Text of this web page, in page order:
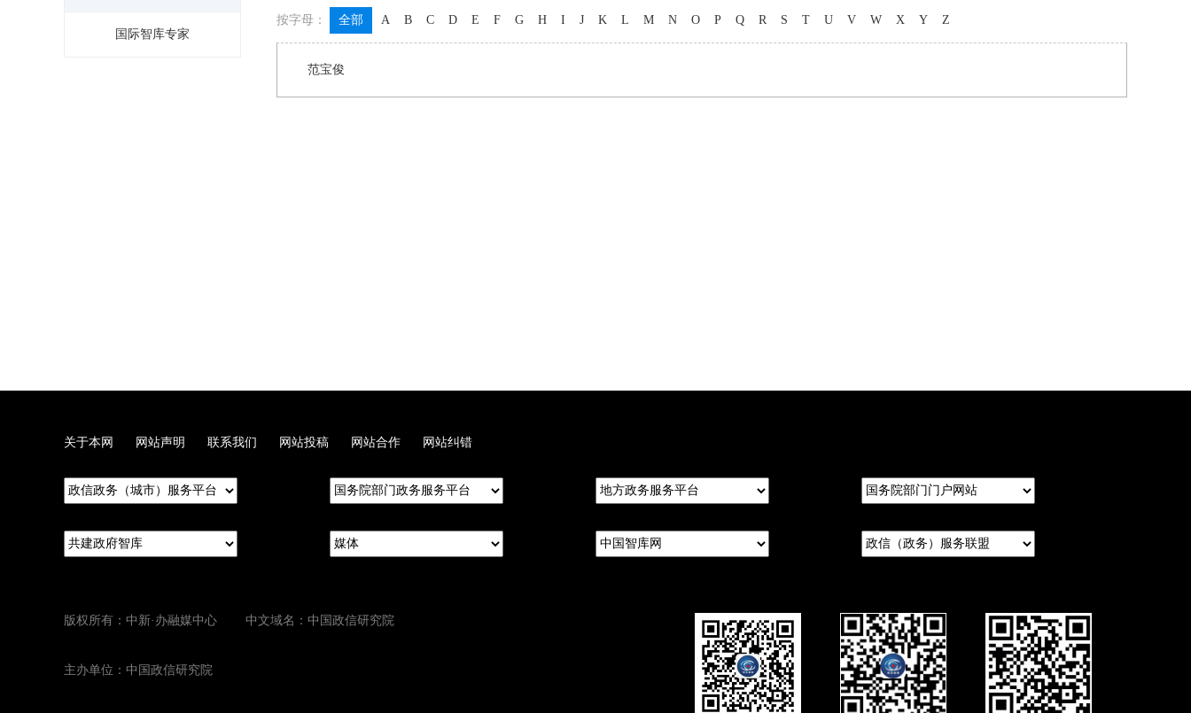
国际智库专家
膳食养生
名医西药 非遗文化 中西厨师 地方美食 教育专家 品牌打造 自媒主播 社团公益 三农研究
按字母： 全部 A B C D E F G H I J K L M N O P Q R S T U V W X Y Z
范宝俊
关于本网 网站声明 联系我们 网站投稿 网站合作 网站纠错
版权所有：中新·办融媒中心 中文域名：中国政信研究院
主办单位：中国政信研究院